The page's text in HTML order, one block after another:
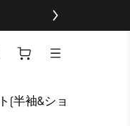
(半袖&ショ